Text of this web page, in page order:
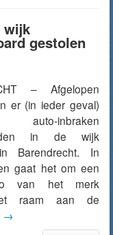
wijk
gestolen
– Afgelopen
er (in ieder geval)
inbraken
in de wijk
Barendrecht. In
gaat het om een
van het merk
raam aan de
→